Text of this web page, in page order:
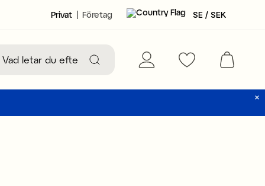
Privat Företag SE / SEK